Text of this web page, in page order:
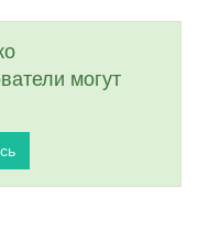
могут